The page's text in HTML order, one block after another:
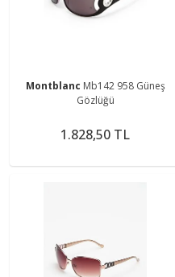
Montblanc Mb142 958 Güneş
Gözlüğü
1.828,50 TL